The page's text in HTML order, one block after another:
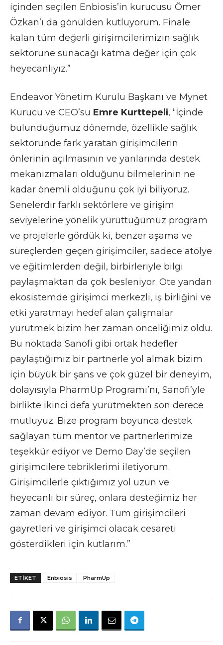
içinden seçilen Enbiosis’in kurucusu Ömer
Özkan’ı da gönülden kutluyorum. Finale
kalan tüm değerli girişimcilerimizin sağlık
sektörüne sunacağı katma değer için çok
heyecanlıyız.”
Endeavor Yönetim Kurulu Başkanı ve Mynet
Kurucu ve CEO’su Emre Kurttepeli, “İçinde
bulunduğumuz dönemde, özellikle sağlık
sektöründe fark yaratan girişimcilerin
önlerinin açılmasının ve yanlarında destek
mekanizmaları olduğunu bilmelerinin ne
kadar önemli olduğunu çok iyi biliyoruz.
Senelerdir farklı sektörlere ve girişim
seviyelerine yönelik yürüttüğümüz program
ve projelerle gördük ki, benzer aşama ve
süreçlerden geçen girişimciler, sadece atölye
ve eğitimlerden değil, birbirleriyle bilgi
paylaşmaktan da çok besleniyor. Öte yandan
ekosistemde girişimci merkezli, iş birliğini ve
etki yaratmayı hedef alan çalışmalar
yürütmek bizim her zaman önceliğimiz oldu.
Bu noktada Sanofi gibi ortak hedefler
paylaştığımız bir partnerle yol almak bizim
için büyük bir şans ve çok güzel bir deneyim,
dolayısıyla PharmUp Programı’nı, Sanofi’yle
birlikte ikinci defa yürütmekten son derece
mutluyuz. Bize program boyunca destek
sağlayan tüm mentor ve partnerlerimize
teşekkür ediyor ve Demo Day’de seçilen
girişimcilere tebriklerimi iletiyorum.
Girişimcilerle çıktığımız yol uzun ve
heyecanlı bir süreç, onlara desteğimiz her
zaman devam ediyor. Tüm girişimcileri
gayretleri ve girişimci olacak cesareti
gösterdikleri için kutlarım.”
ETIKET Enbiosis PharmUp